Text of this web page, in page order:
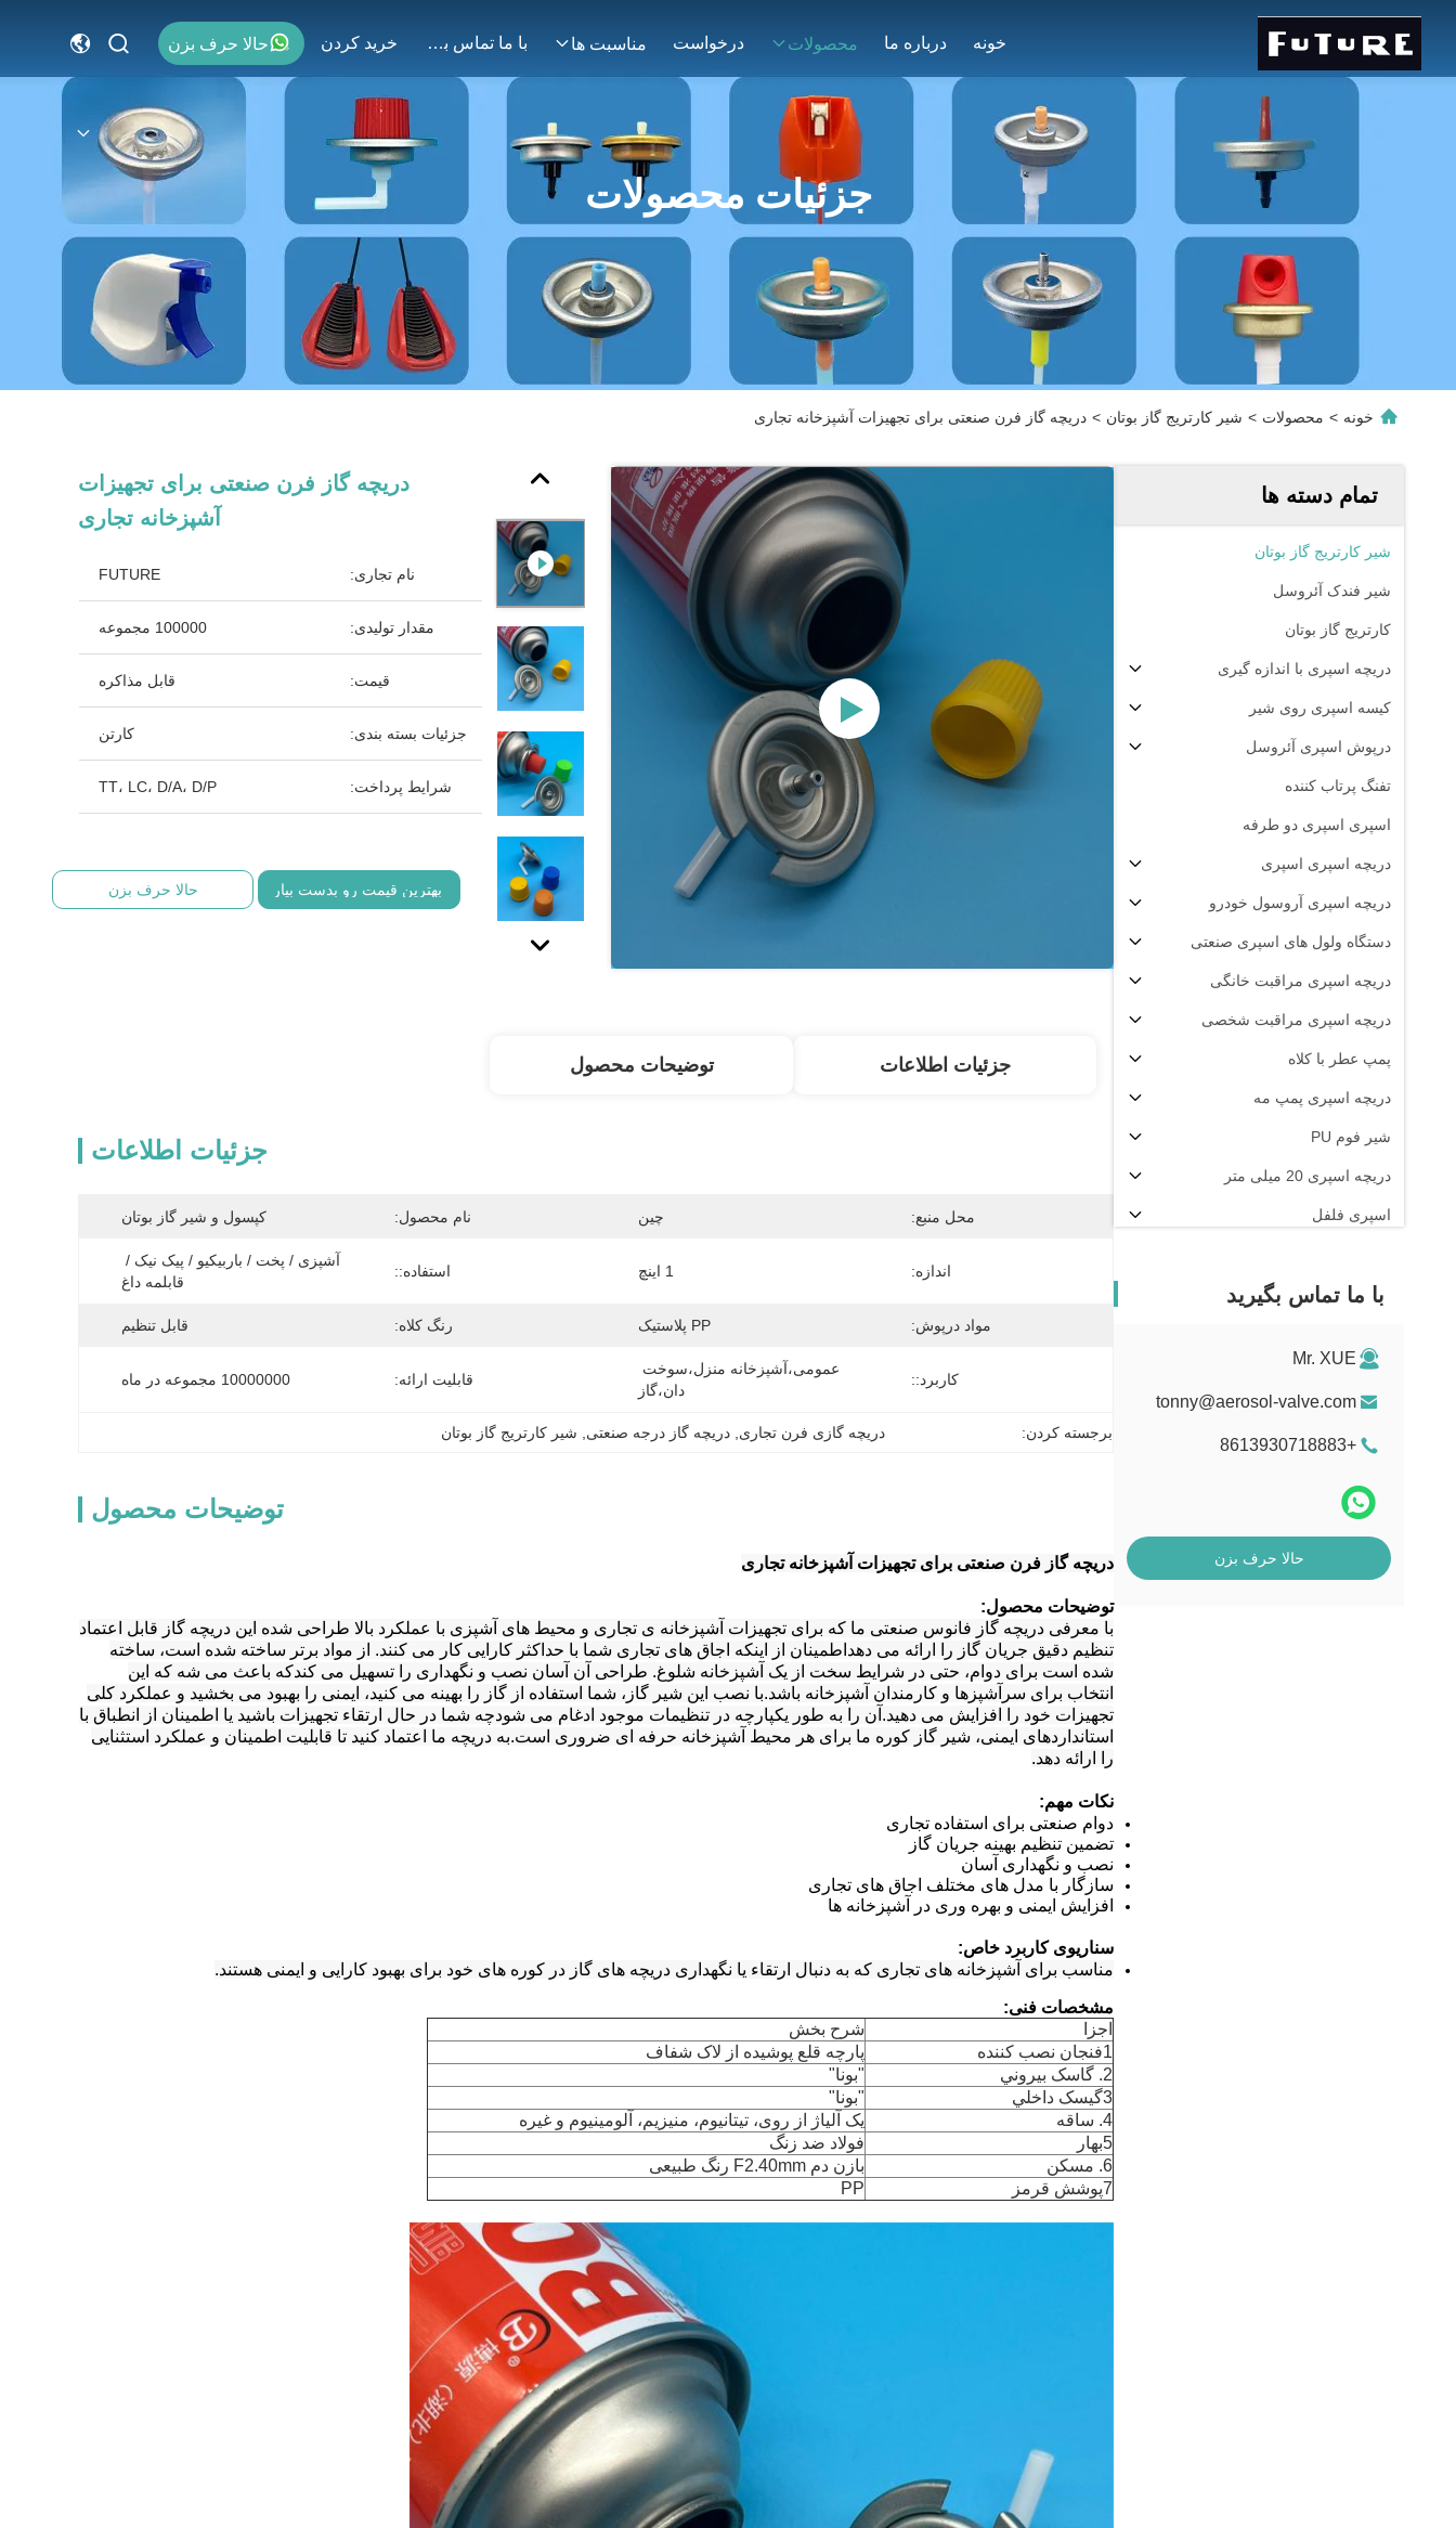
خونه درباره ما محصولات درخواست مناسبت ها با ما تماس بگیرید خريد كردن حالا حرف بزن
جزئیات محصولات
خونه > محصولات > شیر کارتریج گاز بوتان > دریچه گاز فرن صنعتی برای تجهیزات آشپزخانه تجاری
تمام دسته ها
شیر کارتریج گاز بوتان
شیر فندک آئروسل
کارتریج گاز بوتان
دریچه اسپری با اندازه گیری
کیسه اسپری روی شیر
درپوش اسپری آئروسل
تفنگ پرتاب کننده
اسپری اسپری دو طرفه
دریچه اسپری اسپری
دریچه اسپری آروسول خودرو
دستگاه ولول های اسپری صنعتی
دریچه اسپری مراقبت خانگی
دریچه اسپری مراقبت شخصی
پمپ عطر با کلاه
دریچه اسپری پمپ مه
شیر فوم PU
دریچه اسپری 20 میلی متر
اسپری فلفل
با ما تماس بگیرید
Mr. XUE
tonny@aerosol-valve.com
+8613930718883
حالا حرف بزن
دریچه گاز فرن صنعتی برای تجهیزات
آشپزخانه تجاری
نام تجاری: FUTURE
مقدار تولیدی: 100000 مجموعه
قیمت: قابل مذاکره
جزئیات بسته بندی: کارتن
شرایط پرداخت: TT، LC، D/A، D/P
بهترین قیمت رو بدست بیار حالا حرف بزن
جزئیات اطلاعات توضیحات محصول
جزئیات اطلاعات
محل منبع: چین نام محصول: کپسول و شیر گاز بوتان
اندازه: 1 اينچ استفاده::
قابلمه داغ
مواد درپوش: PP پلاستیک رنگ کلاه: قابل تنظیم
کاربرد::
دان،گاز
قابلیت ارائه: 10000000 مجموعه در ماه
برجسته کردن: دریچه گازی فرن تجاری , دریچه گاز درجه صنعتی شیر کارتریج گاز بوتان
توضیحات محصول
دریچه گاز فرن صنعتی برای تجهیزات آشپزخانه تجاری
توضیحات محصول:
با معرفی دریچه گاز فانوس صنعتی ما که برای تجهیزات آشپزخانه ی تجاری و محیط های آشپزی با عملکرد بالا طراحی شده این دریچه گاز قابل اعتماد
تنظیم دقیق جریان گاز را ارائه می دهداطمینان از اینکه اجاق های تجاری شما با حداکثر کارایی کار می کنند. از مواد برتر ساخته شده است، ساخته
شده است برای دوام، حتی در شرایط سخت از یک آشپزخانه شلوغ. طراحی آن آسان نصب و نگهداری را تسهیل می کندکه باعث می شه که این
انتخاب برای سرآشپزها و کارمندان آشپزخانه باشد.با نصب این شیر گاز، شما استفاده از گاز را بهینه می کنید، ایمنی را بهبود می بخشید و عملکرد کلی
تجهیزات خود را افزایش می دهید.آن را به طور یکپارچه در تنظیمات موجود ادغام می شودچه شما در حال ارتقاء تجهیزات باشید یا اطمینان از انطباق با
استانداردهای ایمنی، شیر گاز کوره ما برای هر محیط آشپزخانه حرفه ای ضروری است.به دریچه ما اعتماد کنید تا قابلیت اطمینان و عملکرد استثنایی
را ارائه دهد.
نکات مهم:
دوام صنعتی برای استفاده تجاری
تضمین تنظیم بهینه جریان گاز
نصب و نگهداری آسان
سازگار با مدل های مختلف اجاق های تجاری
افزایش ایمنی و بهره وری در آشپزخانه ها
سناریوی کاربرد خاص:
مناسب برای آشپزخانه های تجاری که به دنبال ارتقاء یا نگهداری دریچه های گاز در کوره های خود برای بهبود کارایی و ایمنی هستند.
مشخصات فنی:
اجزا
شرح بخش
1فنجان نصب کننده
پارچه قلع پوشیده از لاک شفاف
2. گاسک بيروني
"بونا"
3گيسک داخلي
"بونا"
4. ساقه
یک آلیاژ از روی، تیتانیوم، منیزیم، آلومینیوم و غیره
5بهار
فولاد ضد زنگ
6. مسکن
بازن دم F2.40mm رنگ طبیعی
7پوشش قرمز
PP